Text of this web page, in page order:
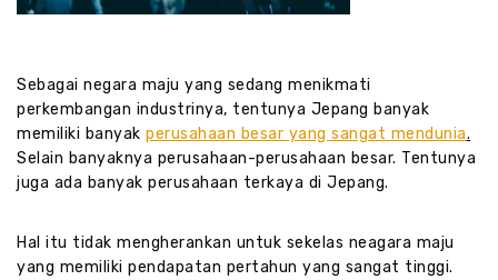
Sebagai negara maju yang sedang menikmati
perkembangan industrinya, tentunya Jepang banyak
memiliki banyak perusahaan besar yang sangat mendunia.
Selain banyaknya perusahaan-perusahaan besar. Tentunya
juga ada banyak perusahaan terkaya di Jepang.
Hal itu tidak mengherankan untuk sekelas neagara maju
yang memiliki pendapatan pertahun yang sangat tinggi.